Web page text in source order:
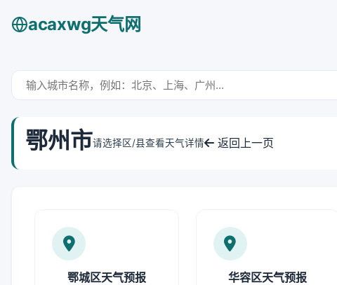
acaxwg天气网
鄂州市请选择区/县查看天气详情 返回上一页
鄂城区天气预报 华容区天气预报